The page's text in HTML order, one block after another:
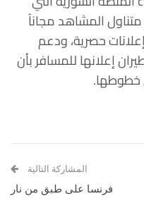
المشاهد مجاناً
حصرية، ودعم
إعلانها للمسافر بأن
خطوطها.
المشاركة التالية
فرنسا على طبق من نار